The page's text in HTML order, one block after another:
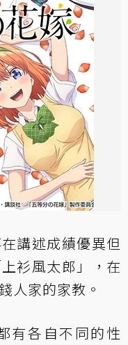
講述成績優異但
衫風太郎」，在
人家的家教。
有各自不同的性